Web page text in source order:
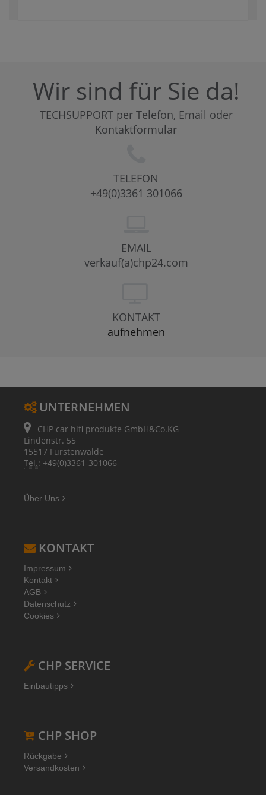
Wir sind für Sie da!
TECHSUPPORT per Telefon, Email oder
Kontaktformular
TELEFON
+49(0)3361 301066
EMAIL
verkauf(a)chp24.com
KONTAKT
aufnehmen
UNTERNEHMEN
CHP car hifi produkte GmbH&Co.KG
Lindenstr. 55
15517 Fürstenwalde
Tel.: +49(0)3361-301066
Über Uns
KONTAKT
Impressum
Kontakt
AGB
Datenschutz
Cookies
CHP SERVICE
Einbautipps
CHP SHOP
Rückgabe
Versandkosten